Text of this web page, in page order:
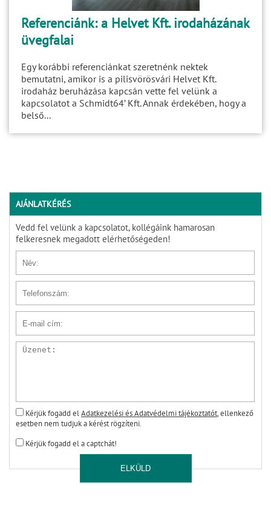
Referenciánk: a Helvet Kft. irodaházának
üvegfalai
Egy korábbi referenciánkat szeretnénk nektek
bemutatni, amikor is a pilisvörösvári Helvet Kft.
irodaház beruházása kapcsán vette fel velünk a
kapcsolatot a Schmidt64’ Kft. Annak érdekében, hogy a
belső...
AJÁNLATKÉRÉS
Vedd fel velünk a kapcsolatot, kollégáink hamarosan
felkeresnek megadott elérhetőségeden!
Üzenet
Kérjük fogadd elAdatkezelési és Adatvédelmi tájékoztatót, ellenkező
esetben nem tudjuk a kérést rögzíteni.
Kérjük fogadd el a captchát!
ELKÜLD